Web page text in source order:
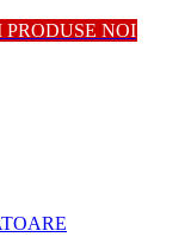
PRODUSE NOI